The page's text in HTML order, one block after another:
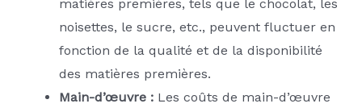
matières premières, tels que le chocolat, les
noisettes, le sucre, etc., peuvent fluctuer en
fonction de la qualité et de la disponibilité
des matières premières.
Main-d’œuvre : Les coûts de main-d’œuvre